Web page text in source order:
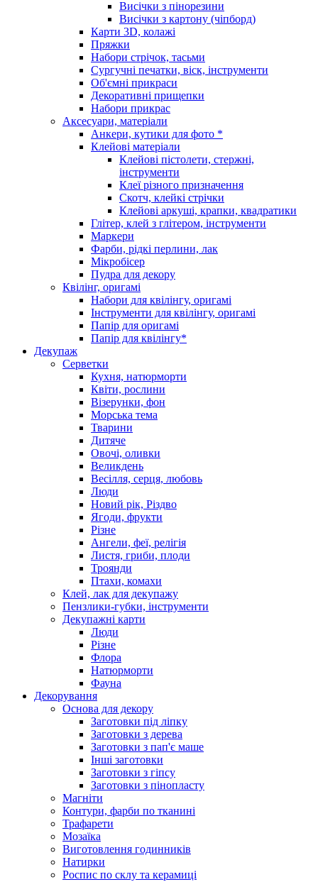
Висічки з пінорезини
Висічки з картону (чіпборд)
Карти 3D, колажі
Пряжки
Набори стрічок, тасьми
Сургучні печатки, віск, інструменти
Об'ємні прикраси
Декоративні прищепки
Набори прикрас
Аксесуари, матеріали
Анкери, кутики для фото *
Клейові матеріали
Клейові пістолети, стержні,
інструменти
Клеї різного призначення
Скотч, клейкі стрічки
Клейові аркуші, крапки, квадратики
Глітер, клей з глітером, інструменти
Маркери
Фарби, рідкі перлини, лак
Мікробісер
Пудра для декору
Квілінг, оригамі
Набори для квілінгу, оригамі
Інструменти для квілінгу, оригамі
Папір для оригамі
Папір для квілінгу*
Декупаж
Серветки
Кухня, натюрморти
Квіти, рослини
Візерунки, фон
Морська тема
Тварини
Дитяче
Овочі, оливки
Великдень
Весілля, серця, любовь
Люди
Новий рік, Різдво
Ягоди, фрукти
Різне
Ангели, феї, релігія
Листя, гриби, плоди
Троянди
Птахи, комахи
Клей, лак для декупажу
Пензлики-губки, інструменти
Декупажні карти
Люди
Різне
Флора
Натюрморти
Фауна
Декорування
Основа для декору
Заготовки під ліпку
Заготовки з дерева
Заготовки з пап'є маше
Інші заготовки
Заготовки з гіпсу
Заготовки з пінопласту
Магніти
Контури, фарби по тканині
Трафарети
Мозаїка
Виготовлення годинників
Натирки
Роспис по склу та керамиці